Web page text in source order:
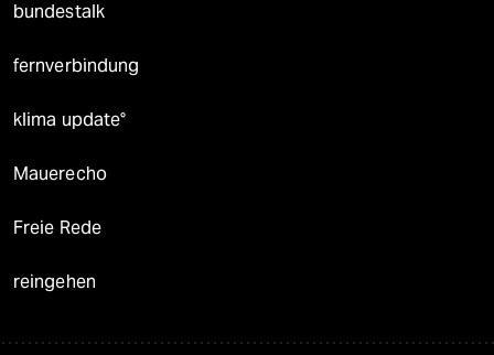
bundestalk
fernverbindung
klima update°
Mauerecho
Freie Rede
reingehen